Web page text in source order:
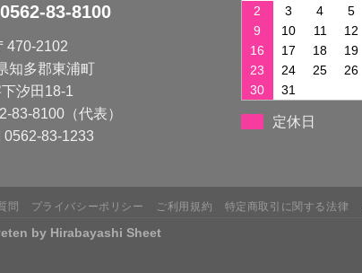
0562-83-8100
470-2102
知多郡東浦町
汐田18-1
83-8100（代表）
0562-83-1233
2
3 4 5
9
10 11 12
16
17 18 19
23
24 25 26
30
31
定休日
問 プライバシーポリシー ご利用規約 特定商取引に関する法律
by Hirabayashi Sheet